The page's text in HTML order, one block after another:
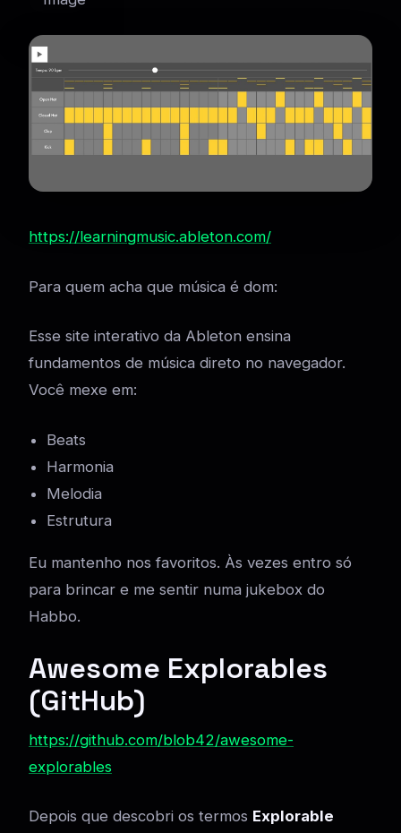
https://learningmusic.ableton.com/
Para quem acha que música é dom:
Esse site interativo da Ableton ensina
fundamentos de música direto no navegador.
Você mexe em:
Beats
Harmonia
Melodia
Estrutura
Eu mantenho nos favoritos. Às vezes entro só
para brincar e me sentir numa jukebox do
Habbo.
Awesome Explorables
(GitHub)
https://github.com/blob42/awesome-
explorables
Depois que descobri os termos Explorable